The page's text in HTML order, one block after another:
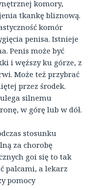
komory,
tkankę bliznową.
komór
penisa. Istnieje
Penis może być
i węższy ku górze, z
Może też przybrać
przez środek.
silnemu
w górę lub w dół.
stosunku
za chorobę
goi się to tak
palcami, a lekarz
pomocy